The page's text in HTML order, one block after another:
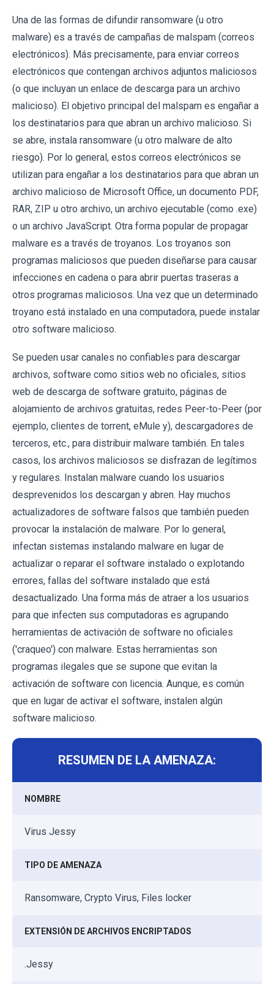
Una de las formas de difundir ransomware (u otro
malware) es a través de campañas de malspam (correos
electrónicos). Más precisamente, para enviar correos
electrónicos que contengan archivos adjuntos maliciosos
(o que incluyan un enlace de descarga para un archivo
malicioso). El objetivo principal del malspam es engañar a
los destinatarios para que abran un archivo malicioso. Si
se abre, instala ransomware (u otro malware de alto
riesgo). Por lo general, estos correos electrónicos se
utilizan para engañar a los destinatarios para que abran un
archivo malicioso de Microsoft Office, un documento PDF,
RAR, ZIP u otro archivo, un archivo ejecutable (como .exe)
o un archivo JavaScript. Otra forma popular de propagar
malware es a través de troyanos. Los troyanos son
programas maliciosos que pueden diseñarse para causar
infecciones en cadena o para abrir puertas traseras a
otros programas maliciosos. Una vez que un determinado
troyano está instalado en una computadora, puede instalar
otro software malicioso.
Se pueden usar canales no confiables para descargar
archivos, software como sitios web no oficiales, sitios
web de descarga de software gratuito, páginas de
alojamiento de archivos gratuitas, redes Peer-to-Peer (por
ejemplo, clientes de torrent, eMule y), descargadores de
terceros, etc., para distribuir malware también. En tales
casos, los archivos maliciosos se disfrazan de legítimos
y regulares. Instalan malware cuando los usuarios
desprevenidos los descargan y abren. Hay muchos
actualizadores de software falsos que también pueden
provocar la instalación de malware. Por lo general,
infectan sistemas instalando malware en lugar de
actualizar o reparar el software instalado o explotando
errores, fallas del software instalado que está
desactualizado. Una forma más de atraer a los usuarios
para que infecten sus computadoras es agrupando
herramientas de activación de software no oficiales
('craqueo') con malware. Estas herramientas son
programas ilegales que se supone que evitan la
activación de software con licencia. Aunque, es común
que en lugar de activar el software, instalen algún
software malicioso.
RESUMEN DE LA AMENAZA:
NOMBRE
Virus Jessy
TIPO DE AMENAZA
Ransomware, Crypto Virus, Files locker
EXTENSIÓN DE ARCHIVOS ENCRIPTADOS
.Jessy